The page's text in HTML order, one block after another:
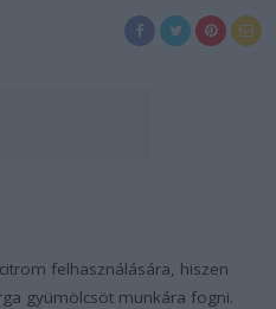
felhasználására, hiszen
gyümölcsöt munkára fogni.